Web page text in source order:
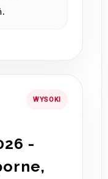
WYSOKI
-